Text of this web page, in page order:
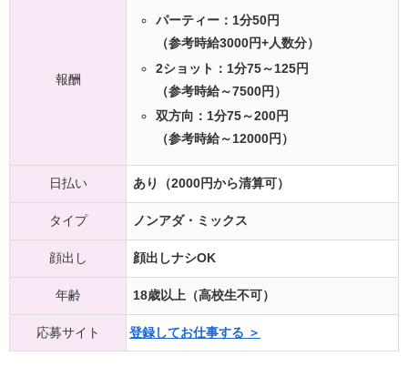
報酬
パーティー：1分50円
（参考時給3000円+人数分）
2ショット：1分75～125円
（参考時給～7500円）
双方向：1分75～200円
（参考時給～12000円）
日払い あり（2000円から清算可）
タイプ ノンアダ・ミックス
顔出し 顔出しナシOK
年齢 18歳以上（高校生不可）
応募サイト 登録してお仕事する ＞